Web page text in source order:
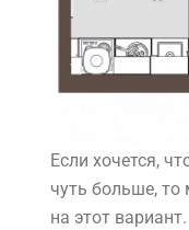
Если хочется,
чуть больше,
на этот